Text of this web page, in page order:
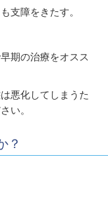
支障をきたす。
期の治療をオスス
悪化してしまうた
い。
？